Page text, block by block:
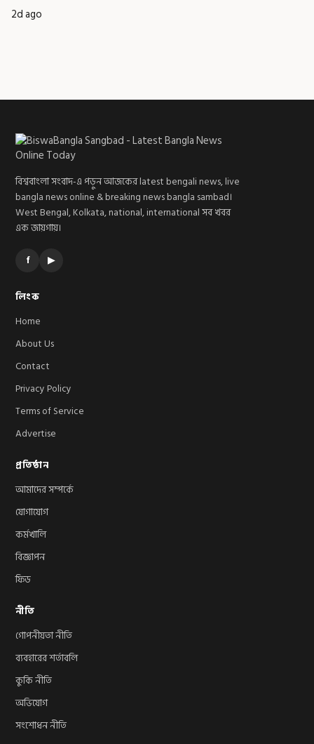
2d ago
বিশ্ববাংলা সংবাদ-এ পড়ুন আজকের latest bengali news, live
bangla news online & breaking news bangla sambad।
West Bengal, Kolkata, national, international সব খবর
এক জায়গায়।
f ▶
লিংক
Home
About Us
Contact
Privacy Policy
Terms of Service
Advertise
প্রতিষ্ঠান
আমাদের সম্পর্কে
যোগাযোগ
কর্মখালি
বিজ্ঞাপন
ফিড
নীতি
গোপনীয়তা নীতি
ব্যবহারের শর্তাবলি
কুকি নীতি
অভিযোগ
সংশোধন নীতি